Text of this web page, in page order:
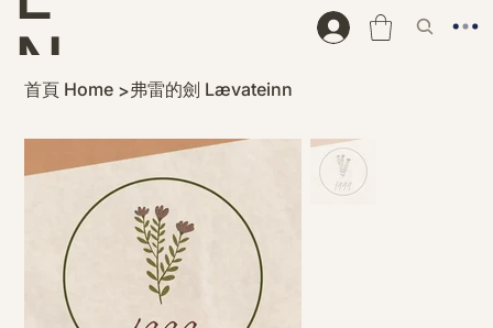
N
D
首頁 Home >弗雷的劍 Lævateinn